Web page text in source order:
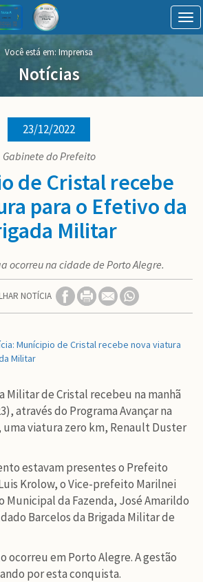
Você está em: Imprensa
Notícias
23/12/2022
Gabinete do Prefeito
de Cristal recebe
para o Efetivo da
Militar
ocorreu na cidade de Porto Alegre.
NOTÍCIA
Militar de Cristal recebeu na manhã
através do Programa Avançar na
uma viatura zero km, Renault Duster
estavam presentes o Prefeito
Krolow, o Vice-prefeito Marilnei
Municipal da Fazenda, José Amarildo
Barcelos da Brigada Militar de
ocorreu em Porto Alegre. A gestão
por esta conquista.